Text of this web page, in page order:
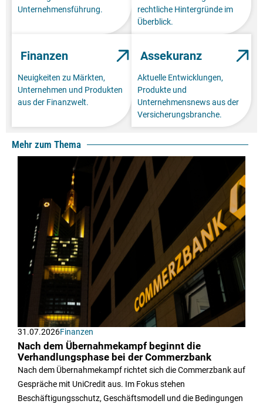
Unternehmensführung.
rechtliche Hintergründe im
Überblick.
Finanzen
Neuigkeiten zu Märkten,
Unternehmen und Produkten
aus der Finanzwelt.
Assekuranz
Aktuelle Entwicklungen,
Produkte und
Unternehmensnews aus der
Versicherungsbranche.
Mehr zum Thema
31.07.2026Finanzen
Nach dem Übernahmekampf beginnt die
Verhandlungsphase bei der Commerzbank
Nach dem Übernahmekampf richtet sich die Commerzbank auf
Gespräche mit UniCredit aus. Im Fokus stehen
Beschäftigungsschutz, Geschäftsmodell und die Bedingungen